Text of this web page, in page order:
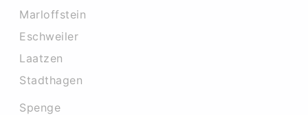
Marloffstein
Eschweiler
Laatzen
Stadthagen
Spenge